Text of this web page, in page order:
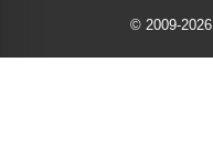
© 2009-